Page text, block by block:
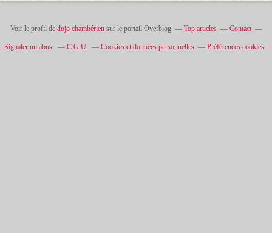
Voir le profil de dojo chambériensur le portail Overblog Top articles Contact
Signaler un abus C.G.U. Cookies et données personnelles Préférences cookies